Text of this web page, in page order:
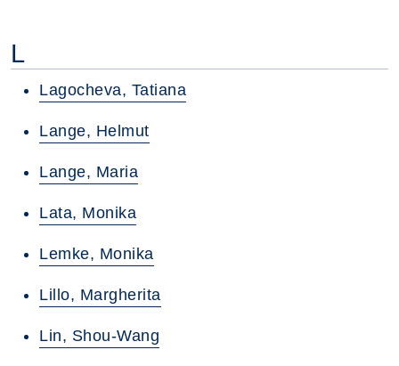
L
Lagocheva, Tatiana
Lange, Helmut
Lange, Maria
Lata, Monika
Lemke, Monika
Lillo, Margherita
Lin, Shou-Wang